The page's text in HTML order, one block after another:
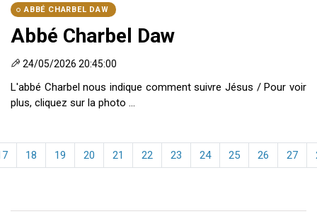
ABBÉ CHARBEL DAW
Abbé Charbel Daw
24/05/2026 20:45:00
L'abbé Charbel nous indique comment suivre Jésus / Pour voir
plus, cliquez sur la photo ...
18 19 20 21 22 23 24 25 26 27